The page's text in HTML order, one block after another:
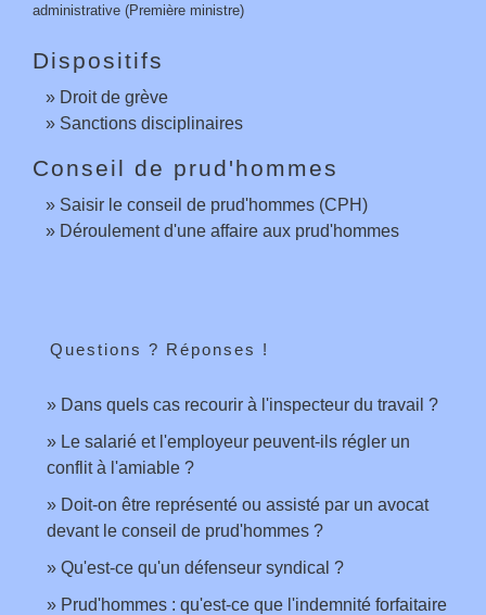
administrative (Première ministre)
Dispositifs
Droit de grève
Sanctions disciplinaires
Conseil de prud'hommes
Saisir le conseil de prud'hommes (CPH)
Déroulement d'une affaire aux prud'hommes
Questions ? Réponses !
Dans quels cas recourir à l'inspecteur du travail ?
Le salarié et l'employeur peuvent-ils régler un
conflit à l'amiable ?
Doit-on être représenté ou assisté par un avocat
devant le conseil de prud'hommes ?
Qu'est-ce qu'un défenseur syndical ?
Prud'hommes : qu'est-ce que l'indemnité forfaitaire